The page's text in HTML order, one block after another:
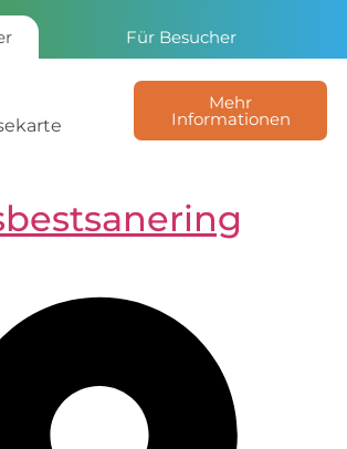
Für Besucher
Mehr
Informationen